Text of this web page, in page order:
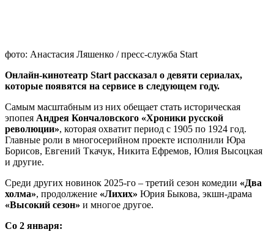
фото: Анастасия Ляшенко / пресс-служба Start
Онлайн-кинотеатр Start рассказал о девяти сериалах,
которые появятся на сервисе в следующем году.
Самым масштабным из них обещает стать историческая
эпопея Андрея Кончаловского «Хроники русской
революции», которая охватит период с 1905 по 1924 год.
Главные роли в многосерийном проекте исполнили Юра
Борисов, Евгений Ткачук, Никита Ефремов, Юлия Высоцкая
и другие.
Среди других новинок 2025-го – третий сезон комедии «Два
холма», продолжение «Лихих» Юрия Быкова, экшн-драма
«Высокий сезон» и многое другое.
Со 2 января: